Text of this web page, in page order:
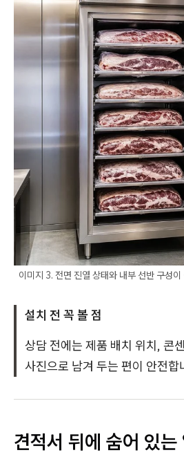
이미지 3. 전면 진열 상태와 내부 선반 구성
설치 전 꼭 볼 점
상담 전에는 제품 배치 위치, 콘
사진으로 남겨 두는 편이 안전합
견적서 뒤에 숨어 있는